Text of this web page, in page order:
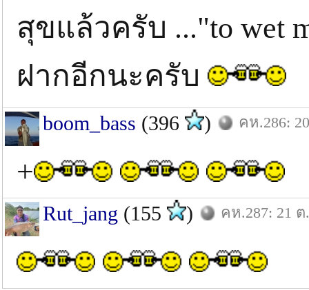
สุขแล้วครับ ..."to wet
ฝากอีกนะครับ
boom_bass (396 ) คห.286:
+
Rut_jang (155 ) คห.287: 21